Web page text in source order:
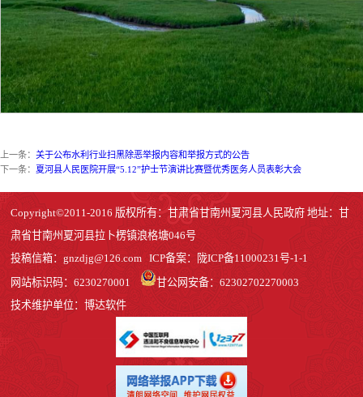
上一条： 关于公布水利行业扫黑除恶举报内容和举报方式的公告
下一条： 夏河县人民医院开展“5.12”护士节演讲比赛暨优秀医务人员表彰大会
Copyright©2011-2016 版权所有：甘肃省甘南州夏河县人民政府 地址：甘
肃省甘南州夏河县拉卜楞镇浪格塘046号
投稿信箱：gnzdjg@126.com ICP备案： 陇ICP备11000231号-1-1
网站标识码：6230270001
甘公网安备：62302702270003
技术维护单位：博达软件